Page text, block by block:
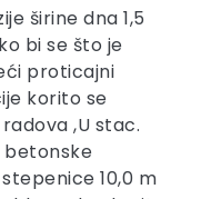
širine dna 1,5
bi se što je
proticajni
korito se
,U stac.
betonske
10,0 m